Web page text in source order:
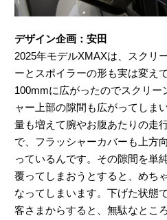
デザイン企画：安田
2025年モデルXMAXは、スクリ
ーとスポイラーの形も実は変え
100mmに広がったのでスクリー
ャー上部の隙間も広がってしま
量も増えて腕やお腹あたりの走
で、フラッシャーカバーも上方
っているんです。その隙間を単
覆ってしまおうとすると、めち
なってしまいます。下げた状態
客さまからすると、無駄なとこ